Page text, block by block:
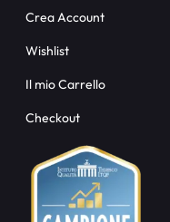
Crea Account
Wishlist
Il mio Carrello
Checkout